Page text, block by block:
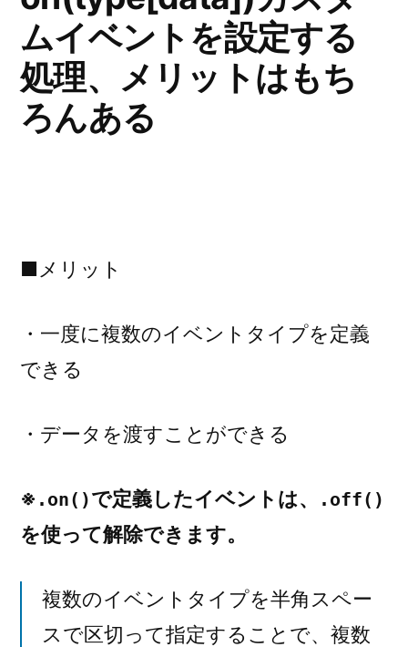
ムイベントを設定する
処理、メリットはもち
ろんある
■メリット
・一度に複数のイベントタイプを定義
できる
・データを渡すことができる
※ .on()で定義したイベントは、 .off()
を使って解除できます。
複数のイベントタイプを半角スペー
スで区切って指定することで、複数